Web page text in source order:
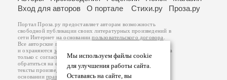
Мы используем файлы cookie
для улучшения работы сайта.
Оставаясь на сайте, вы
Вход для авторов
О портале Стихи.ру Проза.ру
Портал Проза.ру предоставляет авторам возможность
свободной публикации своих литературных произведений в
сети Интернет на основаниипользовательского договора
Все авторские права на произведения принадлежат авторам
и охраняются законом
. Перепечатка произведений возможна
только с согласия его автора, к которому вы можете
обратиться на его авторской странице. Ответственность за
тексты произведений авторы несут самостоятельно на
основанииправил публикацииизаконодательства